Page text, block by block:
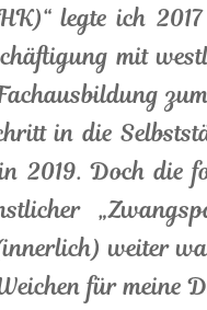
legte ich
mit
in die
2019. Doch die
weiter
für meine